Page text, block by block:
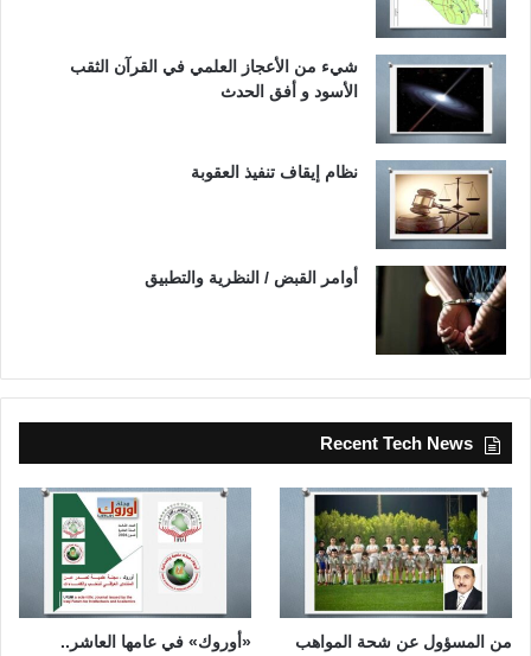
شيء من الأعجاز العلمي في القرآن الثقب
الأسود و أفق الحدث
نظام إيقاف تنفيذ العقوبة
أوامر القبض / النظرية والتطبيق
Recent Tech News
من المسؤول عن شحة المواهب
«أوروك» في عامها العاشر..